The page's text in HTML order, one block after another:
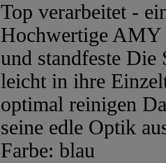
Top verarbeitet -
Hochwertige AMY
und standfeste Die
leicht in ihre
optimal reinigen
seine edle Optik
Farbe: blau